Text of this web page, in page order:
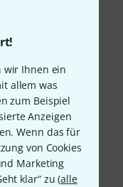
wir Ihnen ein
allem was
zum Beispiel
Anzeigen
Wenn das für
von Cookies
Marketing
klar“ zu (alle
Klang und eine
Sie lässt sich
Trompete.